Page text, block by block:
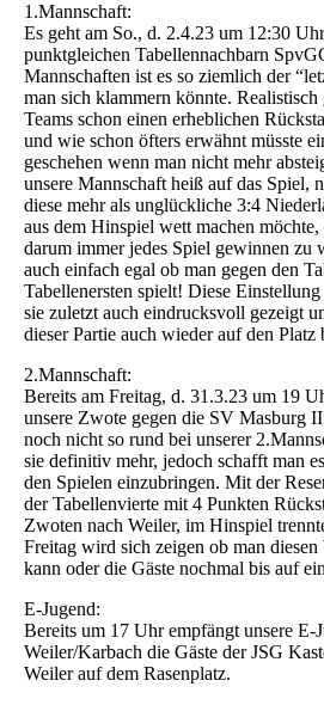
1.Mannschaft:
Es geht am So., d. 2.4.23 um 12:30
punktgleichen Tabellennachbarn
Mannschaften ist es so ziemlich der
man sich klammern könnte. Realistisch
Teams schon einen erheblichen
und wie schon öfters erwähnt müsste
geschehen wenn man nicht mehr
unsere Mannschaft heiß auf das Spiel,
diese mehr als unglückliche 3:4
aus dem Hinspiel wett machen möchte,
darum immer jedes Spiel gewinnen zu
auch einfach egal ob man gegen den
Tabellenersten spielt! Diese
sie zuletzt auch eindrucksvoll gezeigt
dieser Partie auch wieder auf den Platz
2.Mannschaft:
Bereits am Freitag, d. 31.3.23 um 19
unsere Zwote gegen die SV Masburg
noch nicht so rund bei unserer
sie definitiv mehr, jedoch schafft man
den Spielen einzubringen. Mit der
der Tabellenvierte mit 4 Punkten
Zwoten nach Weiler, im Hinspiel
Freitag wird sich zeigen ob man
kann oder die Gäste nochmal bis auf
E-Jugend:
Bereits um 17 Uhr empfängt unsere E-
Weiler/Karbach die Gäste der JSG
Weiler auf dem Rasenplatz.